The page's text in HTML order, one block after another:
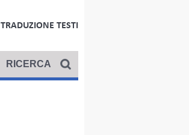
TRADUZIONE TESTI